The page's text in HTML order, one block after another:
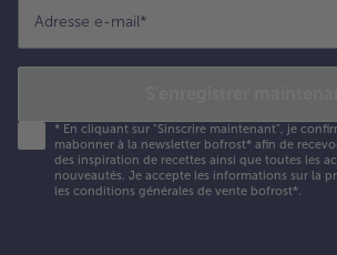
Adresse e-mail*
* En cliquant sur "Sinscrire maintenant", je
mabonner à la newsletter bofrost* afin de
des inspiration de recettes ainsi que toutes les
nouveautés. Je accepte les informations sur la
les conditions générales de vente bofrost*